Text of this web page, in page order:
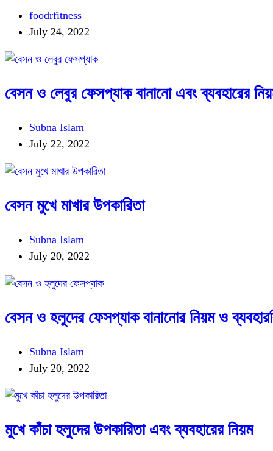
foodrfitness
July 24, 2022
বেসন ও লেবুর ফেসপ্যাক বানানো এবং ব্যবহারের
Subna Islam
July 22, 2022
বেসন মুখে মাখার উপকারিতা
Subna Islam
July 20, 2022
বেসন ও হলুদের ফেসপ্যাক বানানোর নিয়ম ও
Subna Islam
July 20, 2022
মুখে কাঁচা হলুদের উপকারিতা এবং ব্যবহারের নিয়ম